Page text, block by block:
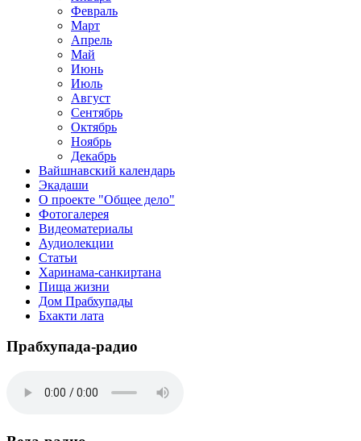
Февраль
Март
Апрель
Май
Июнь
Июль
Август
Сентябрь
Октябрь
Ноябрь
Декабрь
Вайшнавский календарь
Экадаши
О проекте "Общее дело"
Фотогалерея
Видеоматериалы
Аудиолекции
Статьи
Харинама-санкиртана
Пища жизни
Дом Прабхупады
Бхакти лата
Прабхупада-радио